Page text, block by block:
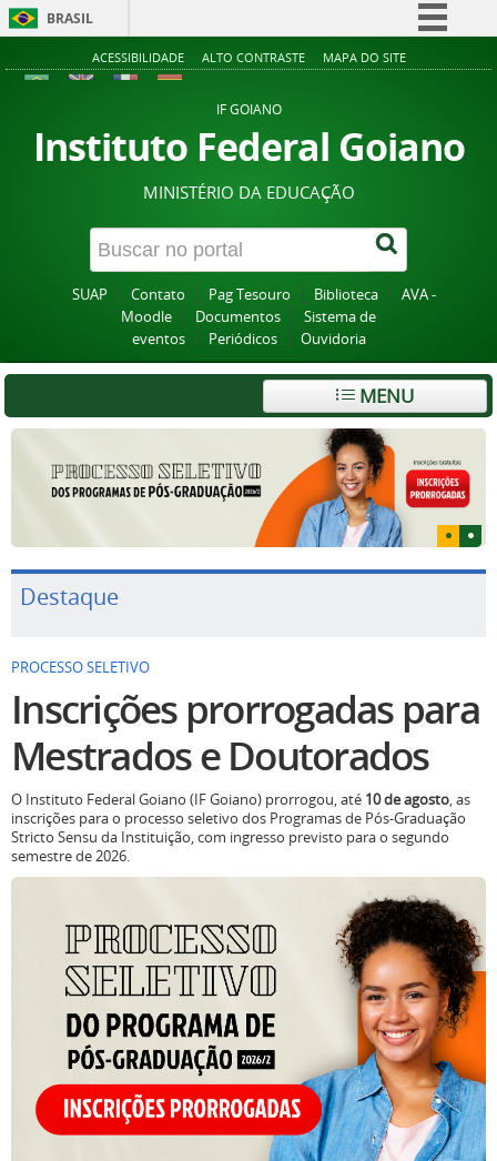
BRASIL
Simplifique!
Acesso à informação
Legislação
Canais
ACESSIBILIDADE ALTO CONTRASTE MAPA DO SITE
IF GOIANO
Instituto Federal Goiano
MINISTÉRIO DA EDUCAÇÃO
SUAP Contato Pag Tesouro Biblioteca
AVA -
Moodle
Documentos
Sistema de
eventos
Periódicos Ouvidoria
MENU
Destaque
PROCESSO SELETIVO
Inscrições prorrogadas para
Mestrados e Doutorados
O Instituto Federal Goiano (IF Goiano) prorrogou, até 10 de agosto, as
inscrições para o processo seletivo dos Programas de Pós-Graduação
Stricto Sensu da Instituição, com ingresso previsto para o segundo
semestre de 2026.